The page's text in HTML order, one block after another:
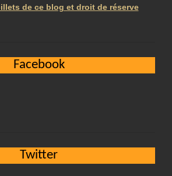
de ce blog et droit de réserve
Facebook
Twitter